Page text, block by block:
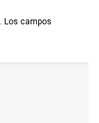
Los campos